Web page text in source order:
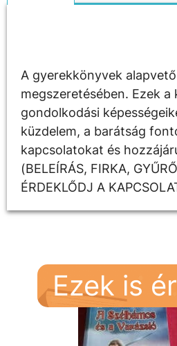
A gyerekkönyvek
megszeretésében. Ezek
gondolkodási
küzdelem, a barátság
kapcsolatokat és
(BELEÍRÁS, FIRKA,
ÉRDEKLŐDJ A
Ezek is